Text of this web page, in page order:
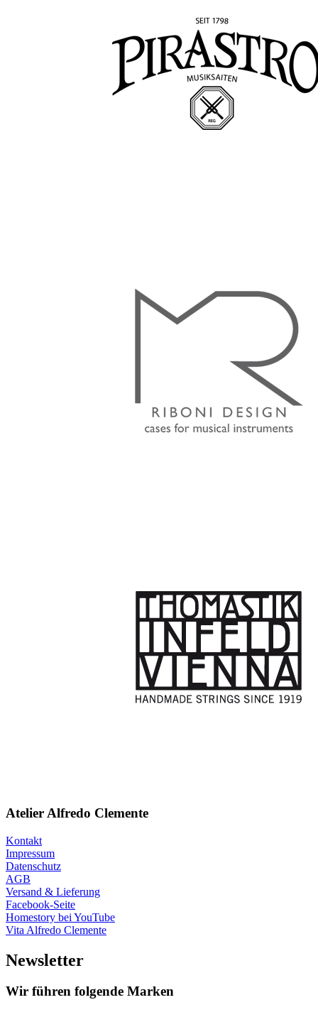
Atelier Alfredo Clemente
Kontakt
Impressum
Datenschutz
AGB
Versand & Lieferung
Facebook-Seite
Homestory bei YouTube
Vita Alfredo Clemente
Newsletter
Wir führen folgende Marken